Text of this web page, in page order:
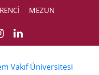
MEZUN
Vakıf Üniversitesi